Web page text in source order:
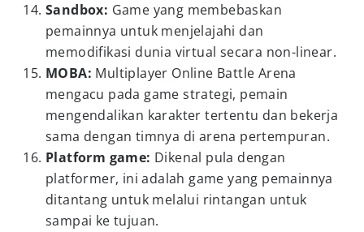
Sandbox: Game yang membebaskan
pemainnya untuk menjelajahi dan
memodifikasi dunia virtual secara non-linear.
MOBA: Multiplayer Online Battle Arena
mengacu pada game strategi, pemain
mengendalikan karakter tertentu dan bekerja
sama dengan timnya di arena pertempuran.
Platform game: Dikenal pula dengan
platformer, ini adalah game yang pemainnya
ditantang untuk melalui rintangan untuk
sampai ke tujuan.